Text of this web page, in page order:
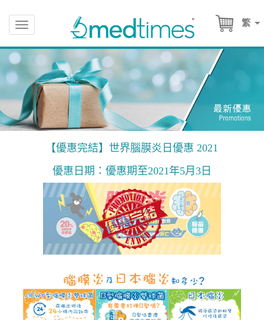
繁
Toggle
navigation
【優惠完結】世界腦膜炎日優惠 2021
優惠日期：優惠期至2021年5月3日